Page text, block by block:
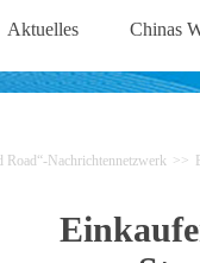
Aktuelles Chinas
Road“-Nachrichtennetzwerk >>